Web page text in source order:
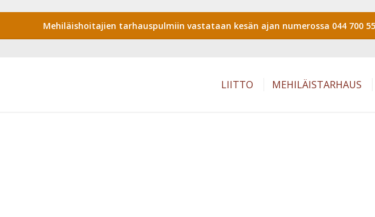
Mehiläishoitajien tarhauspulmiin vastataan kesän ajan numerossa 044 700
LIITTO MEHILÄISTARHAUS